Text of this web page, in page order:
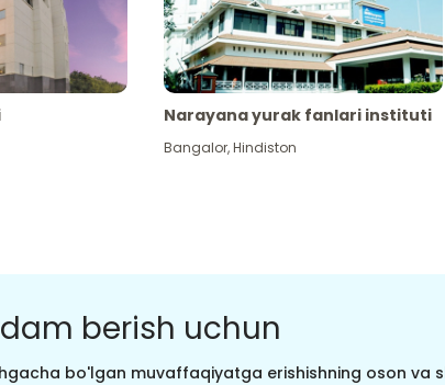
Narayana yurak fanlari instituti
Bangalor,Hindiston
berish uchun
bo'lgan muvaffaqiyatga erishishning oson va